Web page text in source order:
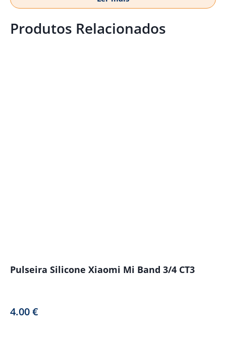
Produtos Relacionados
Pulseira Silicone Xiaomi Mi Band 3/4 CT3
4.00€